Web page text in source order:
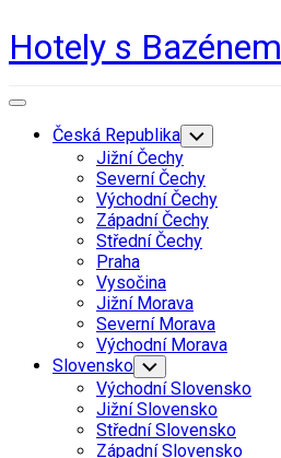
to
content
Hotely s Bazénem
Expand
Česká Republika Toggle
Child
Menu
Jižní Čechy
Severní Čechy
Východní Čechy
Západní Čechy
Střední Čechy
Praha
Vysočina
Jižní Morava
Severní Morava
Východní Morava
Slovensko Toggle
Child
Menu
Východní Slovensko
Jižní Slovensko
Střední Slovensko
Západní Slovensko